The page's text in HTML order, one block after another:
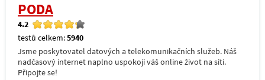
PODA
4.2
testů celkem:5940
Jsme poskytovatel datových a telekomunikačních služeb. Náš
nadčasový internet naplno uspokojí váš online život na síti.
Připojte se!